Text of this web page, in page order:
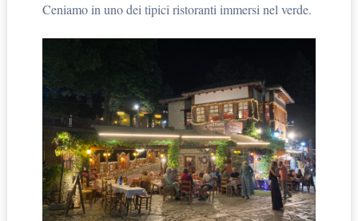
Ceniamo in uno dei tipici ristoranti immersi nel verde.